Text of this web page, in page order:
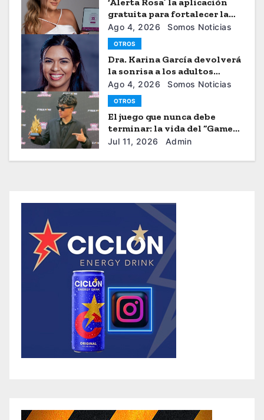
gratuita para fortalecer la
seguiridad de las mujeres
Ago 4, 2026 Somos Noticias
OTROS
Dra. Karina García devolverá
la sonrisa a los adultos
mayores
Ago 4, 2026 Somos Noticias
OTROS
El juego que nunca debe
terminar: la vida del “Gamer”
Brayhan Crazzy
Jul 11, 2026 Admin